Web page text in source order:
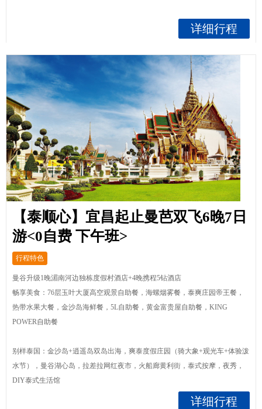
详细行程
【泰顺心】宜昌起止曼芭双飞6晚7日
游<0自费 下午班>
行程特色
曼谷升级1晚湄南河边独栋度假村酒店+4晚携程5钻酒店
畅享美食：76层玉叶大厦高空观景自助餐，海螺烟雾餐，泰爽庄园帝王餐，
热带水果大餐，金沙岛海鲜餐，5L自助餐，黄金富贵屋自助餐，KING
POWER自助餐
别样泰国：金沙岛+逍遥岛双岛出海，爽泰度假庄园（骑大象+观光车+体验泼
水节），曼谷湖心岛，拉差拉网红夜市，火船廊黄利街，泰式按摩，夜秀，
DIY泰式生活馆
详细行程